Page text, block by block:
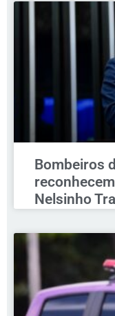
Bombeiros
Nelsinho